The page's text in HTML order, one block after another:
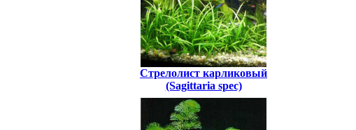
Стрелолист карликовый
(Sagittaria spec)